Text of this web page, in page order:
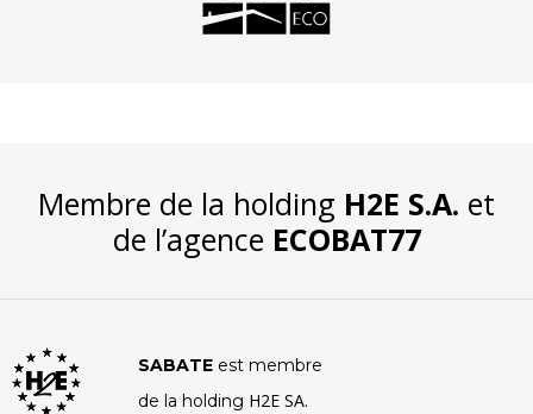
Membre de la holding H2E S.A. et
de l’agence ECOBAT77
SABATEest membre
de la holding H2E SA.